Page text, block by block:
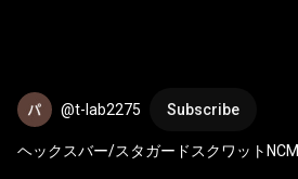
@t-lab2275 Subscribe
ヘックスバー/スタガードスクワットNCM